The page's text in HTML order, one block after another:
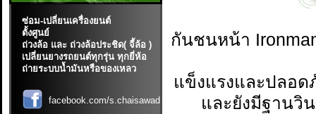
ซ่อม-เปลี่ยนเครื่องยนต์
ตั้งศูนย์
ถ่วงล้อ และ ถ่วงล้อประชิด( จี้ล้อ )
เปลี่ยนยางรถยนต์ทุกรุ่น ทุกยี่ห้อ
ถ่ายระบบน้ำมันหรือของเหลว
facebook.com/s.chaisawad
กันชนหน้า
แข็งแรงและปลอด
และยังมีฐานวิ